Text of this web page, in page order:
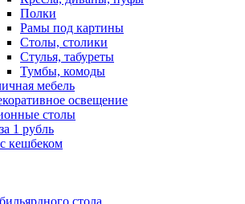
Полки
Рамы под картины
Столы, столики
Стулья, табуреты
Тумбы, комоды
мебель
освещение
столы
1 рубль
кешбеком
стола